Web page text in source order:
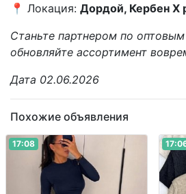
📍 Локация: Дордой, Кербен X
Станьте партнером по
обновляйте ассортимент
Дата 02.06.2026
Похожие объявления
17:08